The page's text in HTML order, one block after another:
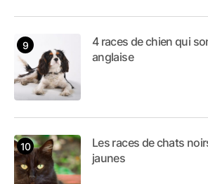
4 races de chien qui
anglaise
Les races de chats
jaunes